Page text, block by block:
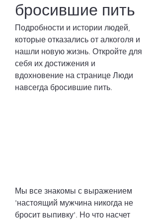
бросившие пить
Подробности и истории людей,
которые отказались от алкоголя и
нашли новую жизнь. Откройте для
себя их достижения и
вдохновение на странице Люди
навсегда бросившие пить.
Мы все знакомы с выражением
'настоящий мужчина никогда не
бросит выпивку'. Но что насчет